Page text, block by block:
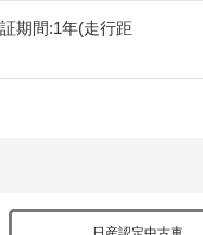
期間:1年(走行距